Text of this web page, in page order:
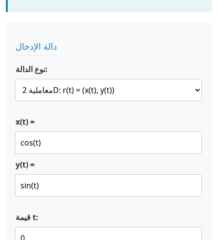
دالة الإدخال
نوع الدالة:
x(t) =
y(t) =
قيمة t: